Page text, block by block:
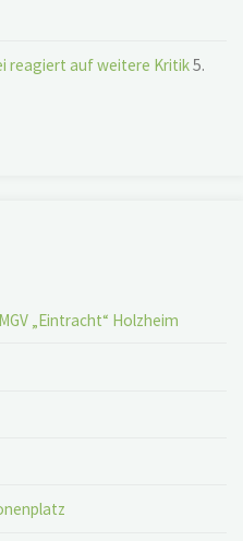
reagiert auf weitere Kritik5.
„Eintracht“ Holzheim